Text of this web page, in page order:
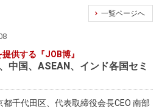
一覧ページへ
供する『JOB博』
中国、ASEAN、インド各国セミ
千代田区、代表取締役会長CEO 南部